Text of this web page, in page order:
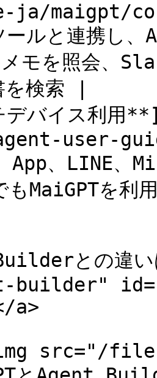
ja/
ールと連携し
モを照会、
検索 |
デバイス利
user-
App、
もMaiGPTを利
との違
builder"
a>
src="/files/